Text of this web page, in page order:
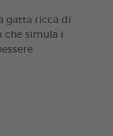
gatta ricca di
che simula i